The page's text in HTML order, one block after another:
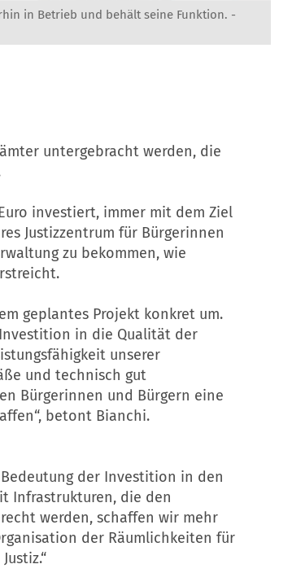
in Betrieb und behält seine Funktion. -
untergebracht werden, die
investiert, immer mit dem Ziel
Justizzentrum für Bürgerinnen
zu bekommen, wie
geplantes Projekt konkret um.
in die Qualität der
unserer
und technisch gut
Bürgerinnen und Bürgern eine
betont Bianchi.
der Investition in den
Infrastrukturen, die den
werden, schaffen wir mehr
der Räumlichkeiten für